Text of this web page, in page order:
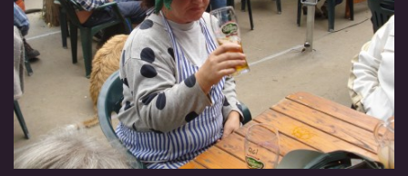
VIDLÁCKÝ VÍCEBOJ 2020 - ČLÁNEK Z ROZDROJOVICKÉ
DRBNY 4/2020
VIDLÁCKÝ VÍCEBOJ 2020 - VIDEO
CO SI U NÁS DÁTE?